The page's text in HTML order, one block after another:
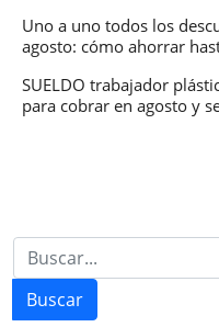
Uno a uno todos los
agosto: cómo ahorrar
SUELDO trabajador
para cobrar en agosto y
Buscar